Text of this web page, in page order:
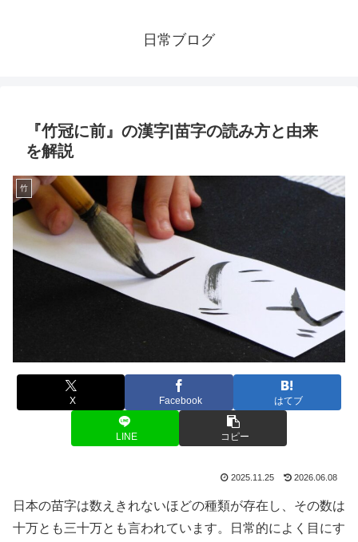
日常ブログ
『竹冠に前』の漢字|苗字の読み方と由来
を解説
竹
X Facebook はてブ
LINE コピー
2025.11.25 2026.06.08
日本の苗字は数えきれないほどの種類が存在し、その数は
十万とも三十万とも言われています。日常的によく目にす